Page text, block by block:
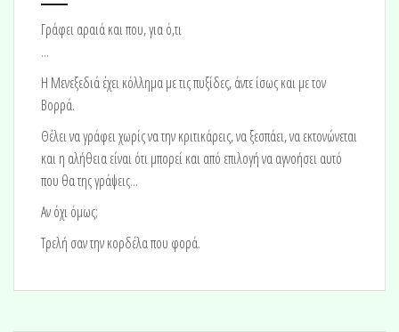
Γράφει αραιά και που, για ό,τι
...
H Μενεξεδιά έχει κόλλημα με τις πυξίδες, άντε ίσως και με τον
Βορρά.
Θέλει να γράφει χωρίς να την κριτικάρεις, να ξεσπάει, να εκτονώνεται
και η αλήθεια είναι ότι μπορεί και από επιλογή να αγνοήσει αυτό
που θα της γράψεις...
Αν όχι όμως;
Τρελή σαν την κορδέλα που φορά.